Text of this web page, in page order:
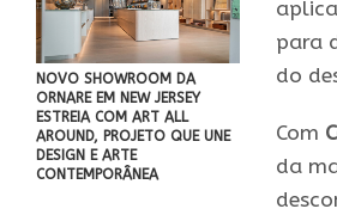
NOVO SHOWROOM DA
ORNARE EM NEW JERSEY
ESTREIA COM ART ALL
AROUND, PROJETO QUE UNE
DESIGN E ARTE
CONTEMPORÂNEA
para
do
Com
da